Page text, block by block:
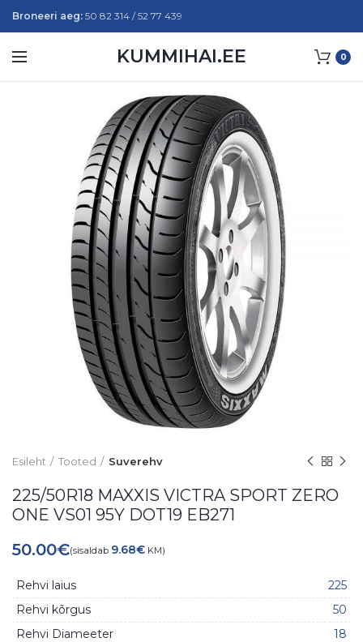
Broneeri aeg: 50 82 314 / 52 77 439
KUMMIHAI.EE 0
Esileht Tooted Suverehv
225/50R18 MAXXIS VICTRA SPORT ZERO
ONE VS01 95Y DOT19 EB271
50.00€(sisaldab 9.68€ KM)
Rehvi laius
225
Rehvi kõrgus
50
Rehvi Diameeter
18